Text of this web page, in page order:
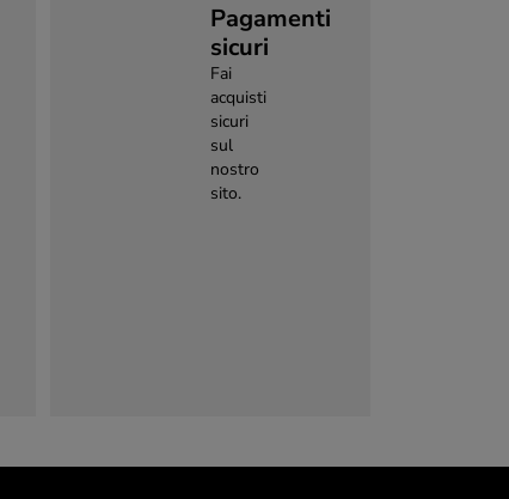
Pagamenti
sicuri
Fai
acquisti
sicuri
sul
nostro
sito.